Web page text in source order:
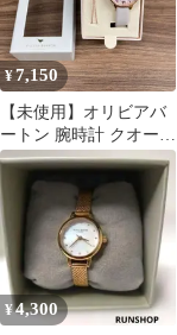
¥7,150
【未使用】オリビアバ
ートン 腕時計 クオーツ
花柄 OBW0306 レディ
ース ハチモチーフ ブ
レスレット付き 平塚
店 衣料品 I
¥4,300